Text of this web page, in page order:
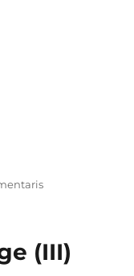
a
sèrie
(III)